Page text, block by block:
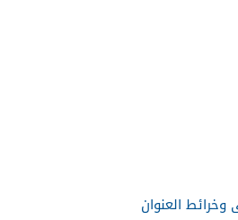
وخرائط العنوان